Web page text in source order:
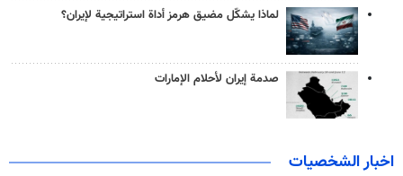
لماذا يشكّل مضيق هرمز أداة استراتيجية لإيران؟
صدمة إيران لأحلام الإمارات
اخبار الشخصيات